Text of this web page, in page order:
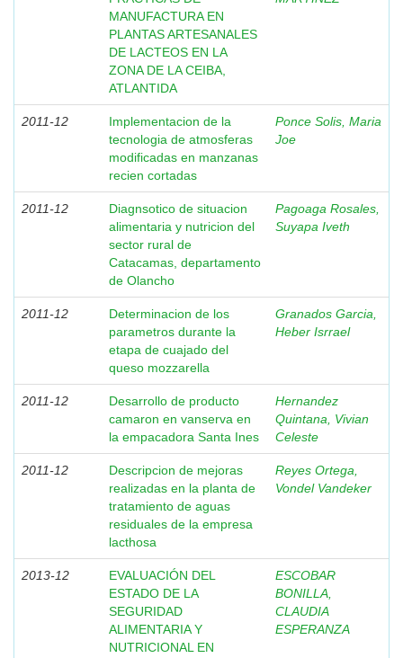
MANUFACTURA EN
PLANTAS ARTESANALES
DE LACTEOS EN LA
ZONA DE LA CEIBA,
ATLANTIDA
2011-12
Implementacion de la
tecnologia de atmosferas
modificadas en manzanas
recien cortadas
Ponce Solis, Maria
Joe
2011-12
Diagnsotico de situacion
alimentaria y nutricion del
sector rural de
Catacamas, departamento
de Olancho
Pagoaga Rosales,
Suyapa Iveth
2011-12
Determinacion de los
parametros durante la
etapa de cuajado del
queso mozzarella
Granados Garcia,
Heber Isrrael
2011-12
Desarrollo de producto
camaron en vanserva en
la empacadora Santa Ines
Hernandez
Quintana, Vivian
Celeste
2011-12
Descripcion de mejoras
realizadas en la planta de
tratamiento de aguas
residuales de la empresa
lacthosa
Reyes Ortega,
Vondel Vandeker
2013-12
EVALUACIÓN DEL
ESTADO DE LA
SEGURIDAD
ALIMENTARIA Y
NUTRICIONAL EN
ESCOBAR
BONILLA,
CLAUDIA
ESPERANZA